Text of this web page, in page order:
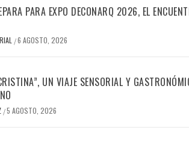
PARA EXPO DECONARQ 2026, EL
/6 AGOSTO, 2026
UN VIAJE SENSORIAL Y
/5 AGOSTO, 2026